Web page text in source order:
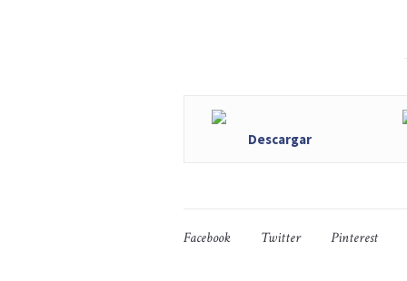
Descargar
Facebook Twitter Pinterest